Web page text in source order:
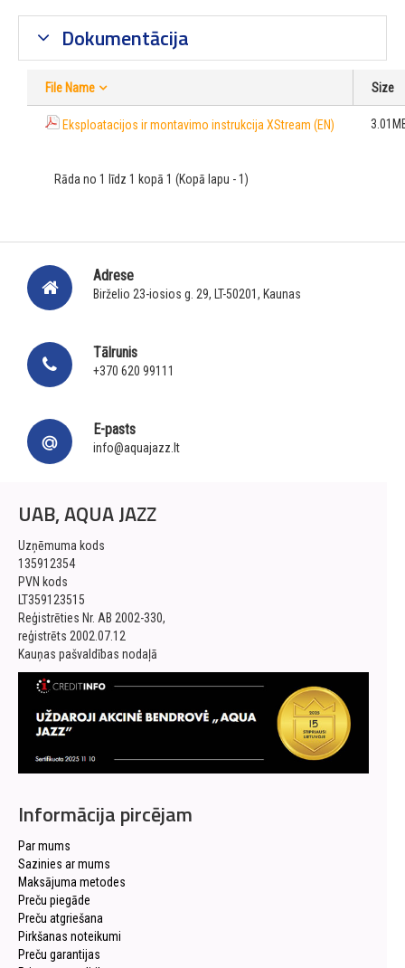
Dokumentācija
File Name Size
Eksploatacijos ir montavimo instrukcija XStream (EN)
Rāda no 1 līdz 1 kopā 1 (Kopā lapu - 1)
Adrese
Birželio 23-iosios g. 29, LT-50201, Kaunas
Tālrunis
+370 620 99111
E-pasts
info@aquajazz.lt
UAB, AQUA JAZZ
Uzņēmuma kods
135912354
PVN kods
LT359123515
Reģistrēties Nr. AB 2002-330,
reģistrēts 2002.07.12
Kauņas pašvaldības nodaļā
Informācija pircējam
Par mums
Sazinies ar mums
Maksājuma metodes
Preču piegāde
Preču atgriešana
Pirkšanas noteikumi
Preču garantijas